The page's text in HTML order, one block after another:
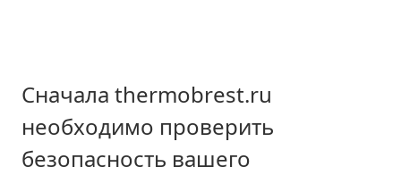
Сначала thermobrest.ru
необходимо проверить
безопасность вашего